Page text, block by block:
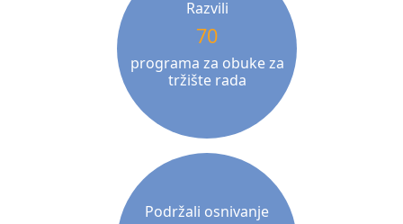
Razvili
70
programa za obuke za
tržište rada
Podržali osnivanje